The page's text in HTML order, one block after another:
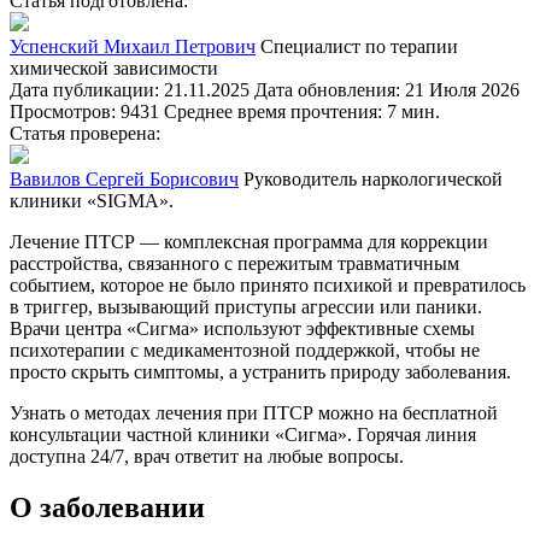
Успенский Михаил Петрович Специалист по терапии
химической зависимости
Дата публикации: 21.11.2025 Дата обновления: 21 Июля 2026
Просмотров: 9431 Среднее время прочтения: 7 мин.
Статья проверена:
Вавилов Сергей Борисович Руководитель наркологической
клиники «SIGMA».
Лечение ПТСР — комплексная программа для коррекции
расстройства, связанного с пережитым травматичным
событием, которое не было принято психикой и превратилось
в триггер, вызывающий приступы агрессии или паники.
Врачи центра «Сигма» используют эффективные схемы
психотерапии с медикаментозной поддержкой, чтобы не
просто скрыть симптомы, а устранить природу заболевания.
Узнать о методах лечения при ПТСР можно на бесплатной
консультации частной клиники «Сигма». Горячая линия
доступна 24/7, врач ответит на любые вопросы.
О заболевании